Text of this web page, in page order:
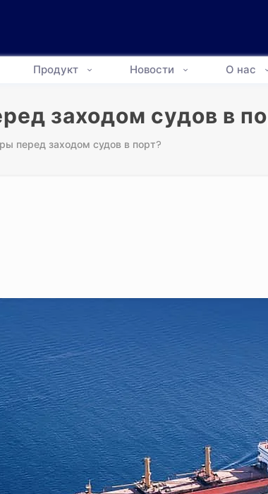
Продукт Новости О нас
заходом судов в
перед заходом судов в порт?